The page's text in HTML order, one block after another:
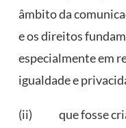
âmbito da
e os direitos
especialmente em
igualdade e
(ii) que fosse